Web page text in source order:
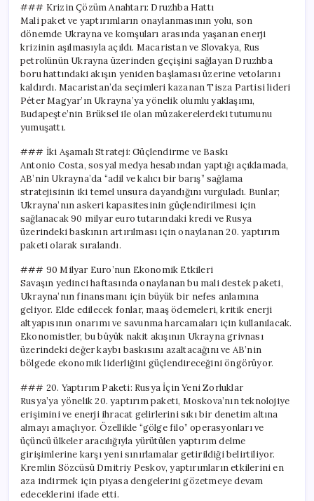
### Krizin Çözüm Anahtarı: Druzhba Hattı
Mali paket ve yaptırımların onaylanmasının yolu, son
dönemde Ukrayna ve komşuları arasında yaşanan enerji
krizinin aşılmasıyla açıldı. Macaristan ve Slovakya, Rus
petrolünün Ukrayna üzerinden geçişini sağlayan Druzhba
boru hattındaki akışın yeniden başlaması üzerine vetolarını
kaldırdı. Macaristan’da seçimleri kazanan Tisza Partisi lideri
Péter Magyar’ın Ukrayna’ya yönelik olumlu yaklaşımı,
Budapeşte’nin Brüksel ile olan müzakerelerdeki tutumunu
yumuşattı.
### İki Aşamalı Strateji: Güçlendirme ve Baskı
Antonio Costa, sosyal medya hesabından yaptığı açıklamada,
AB’nin Ukrayna’da “adil ve kalıcı bir barış” sağlama
stratejisinin iki temel unsura dayandığını vurguladı. Bunlar;
Ukrayna’nın askeri kapasitesinin güçlendirilmesi için
sağlanacak 90 milyar euro tutarındaki kredi ve Rusya
üzerindeki baskının artırılması için onaylanan 20. yaptırım
paketi olarak sıralandı.
### 90 Milyar Euro’nun Ekonomik Etkileri
Savaşın yedinci haftasında onaylanan bu mali destek paketi,
Ukrayna’nın finansmanı için büyük bir nefes anlamına
geliyor. Elde edilecek fonlar, maaş ödemeleri, kritik enerji
altyapısının onarımı ve savunma harcamaları için kullanılacak.
Ekonomistler, bu büyük nakit akışının Ukrayna grivnası
üzerindeki değer kaybı baskısını azaltacağını ve AB’nin
bölgede ekonomik liderliğini güçlendireceğini öngörüyor.
### 20. Yaptırım Paketi: Rusya İçin Yeni Zorluklar
Rusya’ya yönelik 20. yaptırım paketi, Moskova’nın teknolojiye
erişimini ve enerji ihracat gelirlerini sıkı bir denetim altına
almayı amaçlıyor. Özellikle “gölge filo” operasyonları ve
üçüncü ülkeler aracılığıyla yürütülen yaptırım delme
girişimlerine karşı yeni sınırlamalar getirildiği belirtiliyor.
Kremlin Sözcüsü Dmitriy Peskov, yaptırımların etkilerini en
aza indirmek için piyasa dengelerini gözetmeye devam
edeceklerini ifade etti.